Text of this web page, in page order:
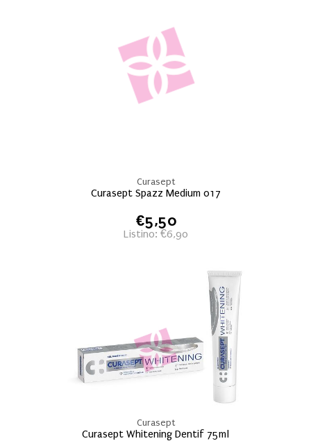
Curasept
Curasept Spazz Medium 017
€5,50
Listino: €6,90
Curasept
Curasept Whitening Dentif 75ml